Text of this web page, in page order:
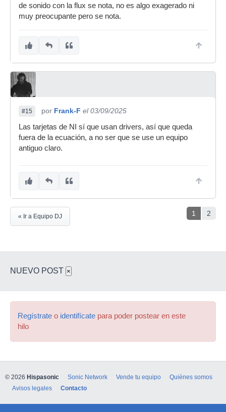
de sonido con la flux se nota, no es algo exagerado ni
muy preocupante pero se nota.
#15 por Frank-F el 03/09/2025
Las tarjetas de NI sí que usan drivers, así que queda
fuera de la ecuación, a no ser que se use un equipo
antiguo claro.
1 2
« Ir a Equipo DJ
NUEVO POST ×
Regístrate o identifícate para poder postear en este
hilo
© 2026 Hispasonic Sonic Network Vende tu equipo
Quiénes somos
Avisos legales
Contacto